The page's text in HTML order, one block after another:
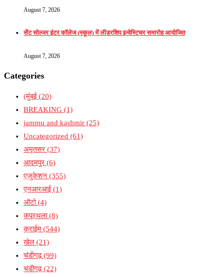
August 7, 2026
सेंट सोल्जर इंटर कॉलेज (स्कूल) में लीडरशिप इन्वेस्टिचर समारोह आयोजित
August 7, 2026
Categories
(मुंबई (20)
BREAKING (1)
jammu and kashmir (25)
Uncategorized (61)
अमृतसर (37)
आदमपुर (6)
एजुकेशन (355)
एनआरआई (1)
ऑटो(4)
कपूरथला(8)
क्राईम (544)
खेल (21)
चंडीगढ़(99)
चंडीगढ़(22)